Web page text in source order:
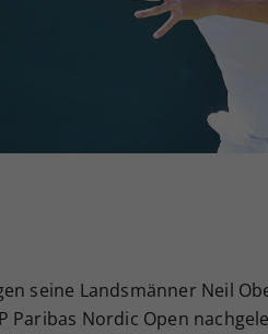
seine Landsmänner Neil
Paribas Nordic Open
Ihrer